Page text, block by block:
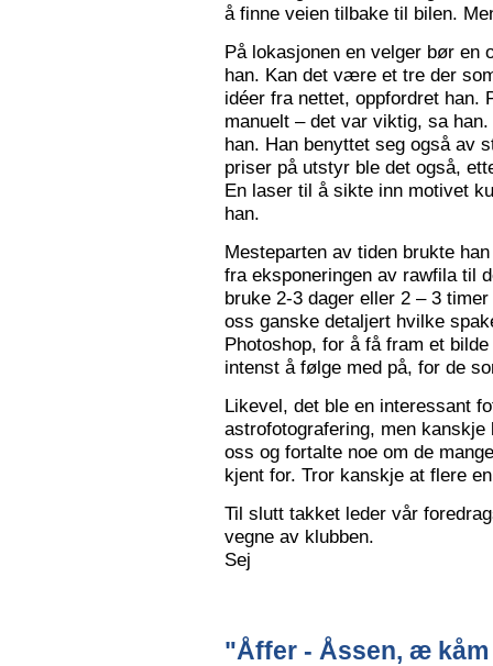
å finne veien tilbake til bilen.
På lokasjonen en velger bør en
han. Kan det være et tre der
idéer fra nettet, oppfordret han.
manuelt – det var viktig, sa
han. Han benyttet seg også av
priser på utstyr ble det også,
En laser til å sikte inn motivet
han.
Mesteparten av tiden brukte
fra eksponeringen av rawfila til
bruke 2-3 dager eller 2 – 3
oss ganske detaljert hvilke
Photoshop, for å få fram et
intenst å følge med på, for de
Likevel, det ble en interessant
astrofotografering, men
oss og fortalte noe om de
kjent for. Tror kanskje at flere
Til slutt takket leder vår
vegne av klubben.
Sej
"Åffer - Åssen, æ